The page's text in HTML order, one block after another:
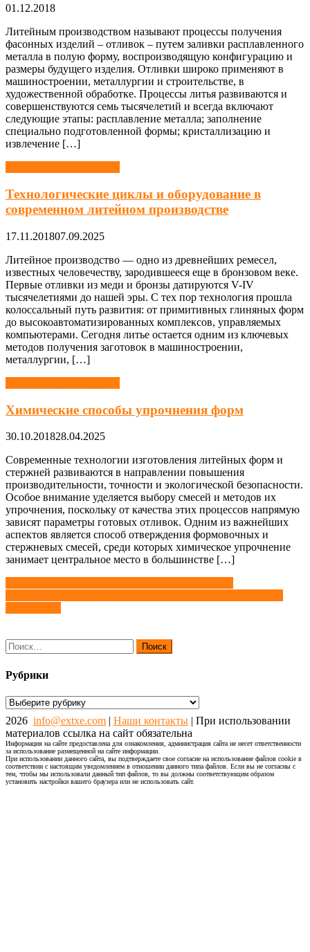
01.12.2018
Литейным производством называют процессы получения
фасонных изделий – отливок – путем заливки расплавленного
металла в полую форму, воспроизводящую конфигурацию и
размеры будущего изделия. Отливки широко применяют в
машиностроении, металлургии и строительстве, в
художественной обработке. Процессы литья развиваются и
совершенствуются семь тысячелетий и всегда включают
следующие этапы: расплавление металла; заполнение
специально подготовленной формы; кристаллизацию и
извлечение […]
Технологические циклы и оборудование в
современном литейном производстве
17.11.201807.09.2025
Литейное производство — одно из древнейших ремесел,
известных человечеству, зародившееся еще в бронзовом веке.
Первые отливки из меди и бронзы датируются V-IV
тысячелетиями до нашей эры. С тех пор технология прошла
колоссальный путь развития: от примитивных глиняных форм
до высокоавтоматизированных комплексов, управляемых
компьютерами. Сегодня литье остается одним из ключевых
методов получения заготовок в машиностроении,
металлургии, […]
Химические способы упрочнения форм
30.10.201828.04.2025
Современные технологии изготовления литейных форм и
стержней развиваются в направлении повышения
производительности, точности и экологической безопасности.
Особое внимание уделяется выбору смесей и методов их
упрочнения, поскольку от качества этих процессов напрямую
зависят параметры готовых отливок. Одним из важнейших
аспектов является способ отверждения формовочных и
стержневых смесей, среди которых химическое упрочнение
занимает центральное место в большинстве […]
Навигация
по
Найти:
Рубрики
Рубрики
2026 info@extxe.com | Наши контакты | При использовании
материалов ссылка на сайт обязательна
Информация на сайте предоставлена для ознакомления, администрация сайта не несет ответственности
за использование размещенной на сайте информации.
При использовании данного сайта, вы подтверждаете свое согласие на использование файлов cookie в
соответствии с настоящим уведомлением в отношении данного типа файлов. Если вы не согласны с
тем, чтобы мы использовали данный тип файлов, то вы должны соответствующим образом
установить настройки вашего браузера или не использовать сайт.